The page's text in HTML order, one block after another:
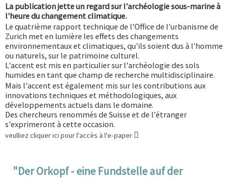
La publication jette un regard sur l'archéologie sous-marine à
l'heure du changement climatique.
Le quatrième rapport technique de l'Office de l'urbanisme de
Zurich met en lumière les effets des changements
environnementaux et climatiques, qu'ils soient dus à l'homme
ou naturels, sur le patrimoine culturel.
L'accent est mis en particulier sur l'archéologie des sols
humides en tant que champ de recherche multidisciplinaire.
Mais l'accent est également mis sur les contributions aux
innovations techniques et méthodologiques, aux
développements actuels dans le domaine.
Des chercheurs renommés de Suisse et de l'étranger
s'exprimeront à cette occasion.
veulliez cliquer ici pour l'accès à l'e-paper
"Der Orkopf - eine Fundstelle auf der